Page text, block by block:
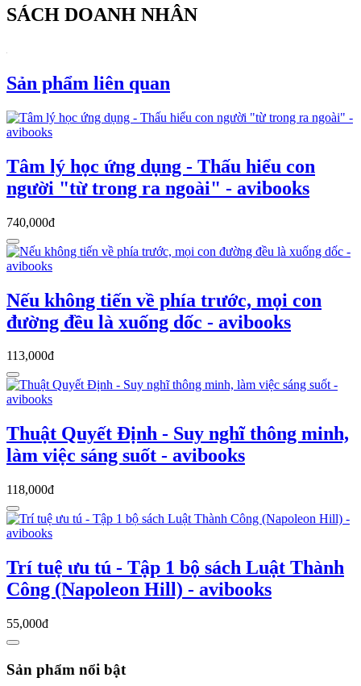
SÁCH DOANH NHÂN
Sản phẩm liên quan
Tâm lý học ứng dụng - Thấu hiểu con
người "từ trong ra ngoài" - avibooks
740,000đ
Nếu không tiến về phía trước, mọi con
đường đều là xuống dốc - avibooks
113,000đ
Thuật Quyết Định - Suy nghĩ thông minh,
làm việc sáng suốt - avibooks
118,000đ
Trí tuệ ưu tú - Tập 1 bộ sách Luật Thành
Công (Napoleon Hill) - avibooks
55,000đ
Sản phẩm nổi bật